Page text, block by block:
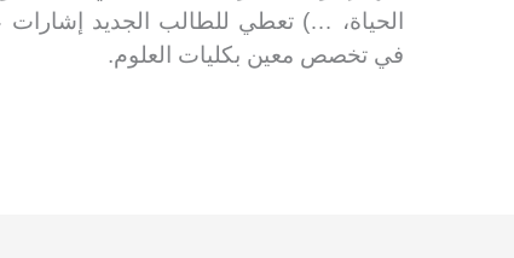
الحياة، …) تعطي للطالب الجديد إشارات
في تخصص معين بكليات العلوم.